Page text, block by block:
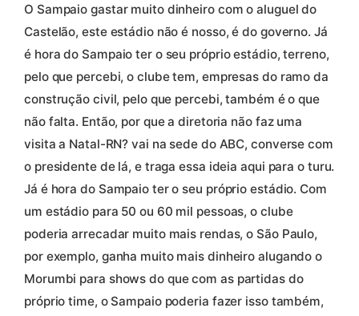
O Sampaio gastar muito dinheiro com o aluguel do
Castelão, este estádio não é nosso, é do governo. Já
é hora do Sampaio ter o seu próprio estádio, terreno,
pelo que percebi, o clube tem, empresas do ramo da
construção civil, pelo que percebi, também é o que
não falta. Então, por que a diretoria não faz uma
visita a Natal-RN? vai na sede do ABC, converse com
o presidente de lá, e traga essa ideia aqui para o turu.
Já é hora do Sampaio ter o seu próprio estádio. Com
um estádio para 50 ou 60 mil pessoas, o clube
poderia arrecadar muito mais rendas, o São Paulo,
por exemplo, ganha muito mais dinheiro alugando o
Morumbi para shows do que com as partidas do
próprio time, o Sampaio poderia fazer isso também,